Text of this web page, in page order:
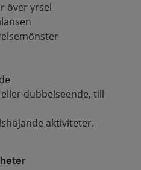
över yrsel
dubbelseende, till
aktiviteter.